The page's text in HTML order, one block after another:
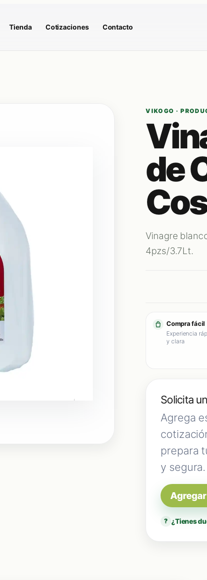
Tienda Cotizaciones Contacto
VIKOGO ·
de
Vinagre
4pzs/3.7Lt.
Compra fácil
Experiencia
y clara
Solicita
Agrega
prepara
y segura.
? ¿Tienes